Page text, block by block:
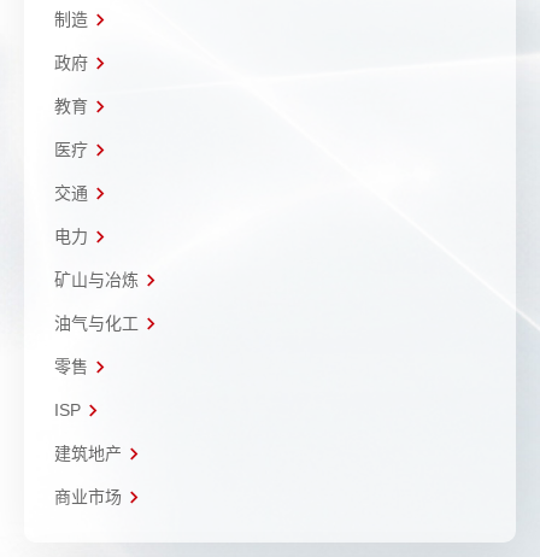
制造
政府
教育
医疗
交通
电力
矿山与冶炼
油气与化工
零售
ISP
建筑地产
商业市场